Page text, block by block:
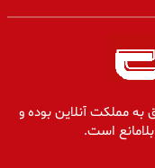
مملکت آنلاین بوده و
است.